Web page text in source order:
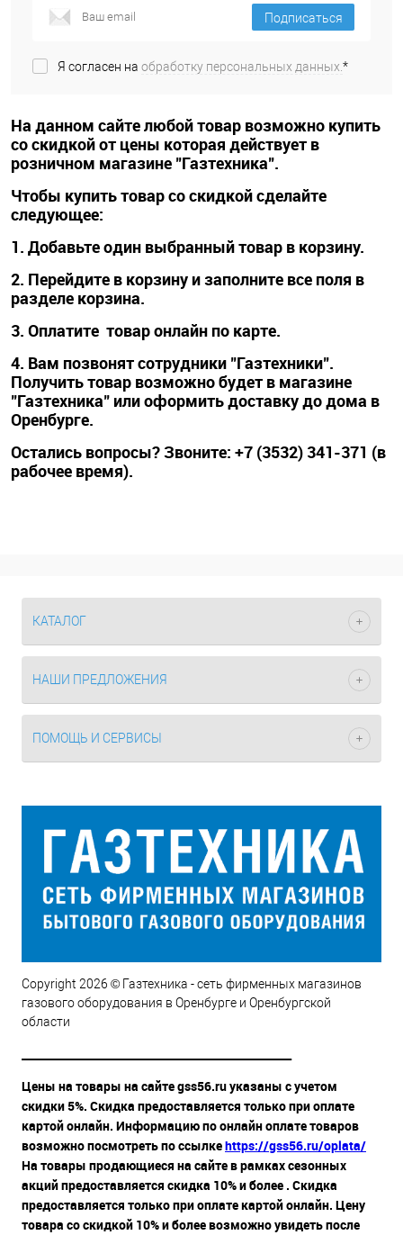
Подписаться
Я согласен на обработку персональных данных. *
На данном сайте любой товар возможно купить
со скидкой от цены которая действует в
розничном магазине "Газтехника".
Чтобы купить товар со скидкой сделайте
следующее:
1. Добавьте один выбранный товар в корзину.
2. Перейдите в корзину и заполните все поля в
разделе корзина.
3. Оплатите товар онлайн по карте.
4. Вам позвонят сотрудники "Газтехники".
Получить товар возможно будет в магазине
"Газтехника" или оформить доставку до дома в
Оренбурге.
Остались вопросы? Звоните: +7 (3532) 341-371 (в
рабочее время).
КАТАЛОГ
НАШИ ПРЕДЛОЖЕНИЯ
ПОМОЩЬ И СЕРВИСЫ
Copyright 2026 © Газтехника - сеть фирменных магазинов
газового оборудования в Оренбурге и Оренбургской
области
Цены на товары на сайте gss56.ru указаны с учетом
скидки 5%. Скидка предоставляется только при оплате
картой онлайн. Информацию по онлайн оплате товаров
возможно посмотреть по ссылкеhttps://gss56.ru/oplata/
На товары продающиеся на сайте в рамках сезонных
акций предоставляется скидка 10% и более . Скидка
предоставляется только при оплате картой онлайн. Цену
товара со скидкой 10% и более возможно увидеть после